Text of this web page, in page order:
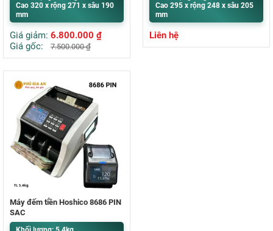
Cao 320 x rộng 271 x sâu 190
mm
Giá giảm: 6.800.000 ₫
Giá gốc:
7.500.000₫
Cao 295 x rộng 248 x sâu 205
mm
Liên hệ
Máy đếm tiền Hoshico 8686 PIN
SẠC